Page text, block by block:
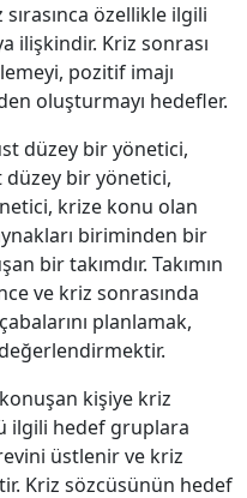
özellikle ilgili
ilişkindir. Kriz sonrası
pozitif imajı
oluşturmayı hedefler.
düzey bir yönetici,
bir yönetici,
krize konu olan
biriminden bir
bir takımdır. Takımın
ve kriz sonrasında
planlamak,
kişiye kriz
ilgili hedef gruplara
üstlenir ve kriz
Kriz sözcüsünün hedef